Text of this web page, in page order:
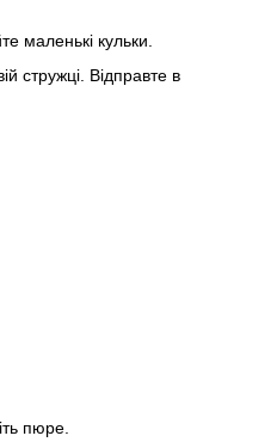
маленькі кульки.
стружці. Відправте в
пюре.